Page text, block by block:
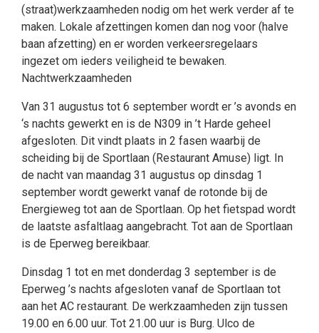
(straat)werkzaamheden nodig om het werk verder af te
maken. Lokale afzettingen komen dan nog voor (halve
baan afzetting) en er worden verkeersregelaars
ingezet om ieders veiligheid te bewaken.
Nachtwerkzaamheden
Van 31 augustus tot 6 september wordt er ’s avonds en
‘s nachts gewerkt en is de N309 in ’t Harde geheel
afgesloten. Dit vindt plaats in 2 fasen waarbij de
scheiding bij de Sportlaan (Restaurant Amuse) ligt. In
de nacht van maandag 31 augustus op dinsdag 1
september wordt gewerkt vanaf de rotonde bij de
Energieweg tot aan de Sportlaan. Op het fietspad wordt
de laatste asfaltlaag aangebracht. Tot aan de Sportlaan
is de Eperweg bereikbaar.
Dinsdag 1 tot en met donderdag 3 september is de
Eperweg ’s nachts afgesloten vanaf de Sportlaan tot
aan het AC restaurant. De werkzaamheden zijn tussen
19.00 en 6.00 uur. Tot 21.00 uur is Burg. Ulco de